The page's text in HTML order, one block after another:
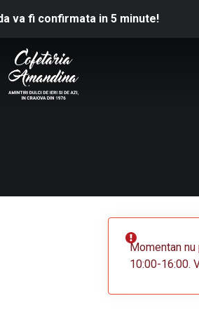
va fi confirmata in 5 minute!
Momentan
10:00-16:00.